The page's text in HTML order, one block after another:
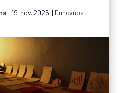
| 19. nov. 2025. | Duhovnost